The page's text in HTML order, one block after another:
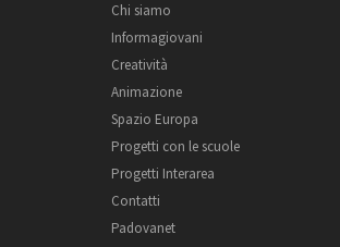
Chi siamo
Informagiovani
Creatività
Animazione
Spazio Europa
Progetti con le scuole
Progetti Interarea
Contatti
Padovanet